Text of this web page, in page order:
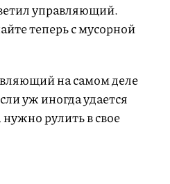
управляющий.
теперь с мусорной
на самом деле
уж иногда удается
рулить в свое